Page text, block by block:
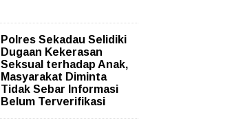
Polres Sekadau Selidiki
Dugaan Kekerasan
Seksual terhadap Anak,
Masyarakat Diminta
Tidak Sebar Informasi
Belum Terverifikasi